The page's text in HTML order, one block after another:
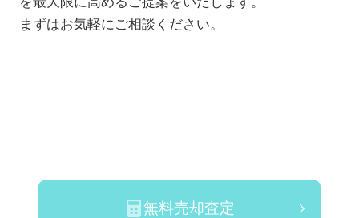
まずはお気軽にご相談ください。
無料売却査定